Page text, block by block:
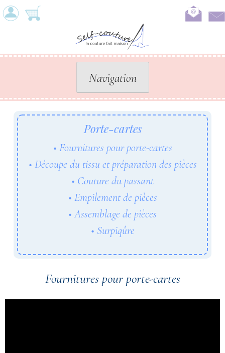
Skip
Navigation
Porte-cartes
Fournitures pour porte-cartes
Découpe du tissu et préparation des pièces
Couture du passant
Empilement de pièces
Assemblage de pièces
Surpiqûre
Fournitures pour porte-cartes